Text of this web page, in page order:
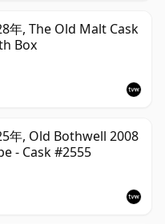
年, The Old Malt Cask
Box
年, Old Bothwell 2008
- Cask #2555